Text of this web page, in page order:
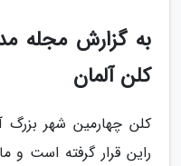
به گزارش مجله
کلن آلمان
کلن چهارمین شهر بزرگ
راین قرار گرفته است و